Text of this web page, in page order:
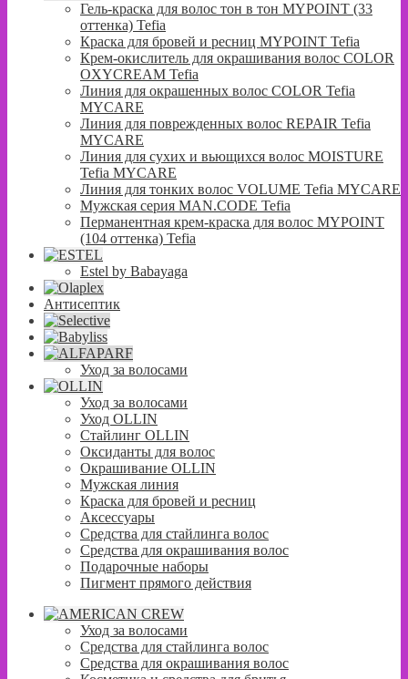
Гель-краска для волос тон в тон MYPOINT (33
оттенка) Tefia
Краска для бровей и ресниц MYPOINT Tefia
Крем-окислитель для окрашивания волос COLOR
OXYCREAM Tefia
Линия для окрашенных волос COLOR Tefia
MYCARE
Линия для поврежденных волос REPAIR Tefia
MYCARE
Линия для сухих и вьющихся волос MOISTURE
Tefia MYCARE
Линия для тонких волос VOLUME Tefia MYCARE
Мужская серия MAN.CODE Tefia
Перманентная крем-краска для волос MYPOINT
(104 оттенка) Tefia
Estel by Babayaga
Антисептик
Уход за волосами
Уход за волосами
Уход OLLIN
Стайлинг OLLIN
Оксиданты для волос
Окрашивание OLLIN
Мужская линия
Краска для бровей и ресниц
Аксессуары
Средства для стайлинга волос
Средства для окрашивания волос
Подарочные наборы
Пигмент прямого действия
Уход за волосами
Средства для стайлинга волос
Средства для окрашивания волос